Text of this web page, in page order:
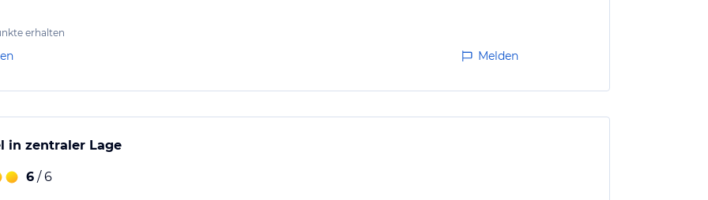
feine Karte überrascht mit typisch
Rumpsteak vom Grill, Pizza aus dem
nur Gemüsebeilagen.
erhalten
Melden
in zentraler Lage
6 / 6